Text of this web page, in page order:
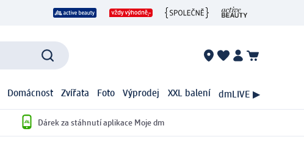
Domácnost Zvířata Foto Výprodej XXL balení dmLIVE ▶
Dárek za stáhnutí aplikace Moje dm